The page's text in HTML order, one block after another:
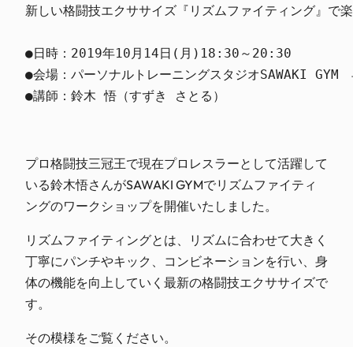
新しい格闘技エクササイズ『リズムファイティング』で
●日時：2019年10月14日(月)18:30～20:30
●会場：パーソナルトレーニングスタジオSAWAKI GYM
●講師：鈴木 悟（すずき さとる）
プロ格闘技三冠王で現在プロレスラーとして活躍して
いる鈴木悟さんがSAWAKI GYMでリズムファイティ
ングのワークショップを開催いたしました。
リズムファイティングとは、リズムに合わせて大きく
丁寧にパンチやキック、コンビネーションを行い、身
体の機能を向上していく最新の格闘技エクササイズで
す。
その模様をご覧ください。